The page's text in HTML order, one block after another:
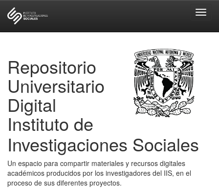
Repositorio
Universitario
Digital
Instituto de
Investigaciones Sociales
Un espacio para compartir materiales y recursos digitales
académicos producidos por los investigadores del IIS, en el
proceso de sus diferentes proyectos.